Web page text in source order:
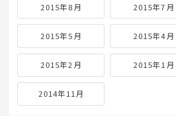
2015年8月 2015年7月
2015年5月 2015年4月
2015年2月 2015年1月
2014年11月